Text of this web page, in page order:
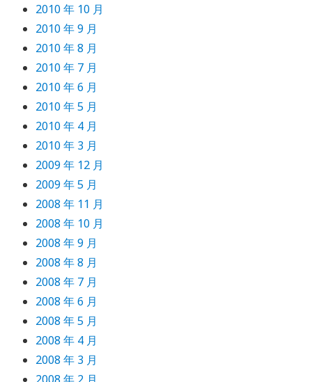
2010 年 10 月
2010 年 9 月
2010 年 8 月
2010 年 7 月
2010 年 6 月
2010 年 5 月
2010 年 4 月
2010 年 3 月
2009 年 12 月
2009 年 5 月
2008 年 11 月
2008 年 10 月
2008 年 9 月
2008 年 8 月
2008 年 7 月
2008 年 6 月
2008 年 5 月
2008 年 4 月
2008 年 3 月